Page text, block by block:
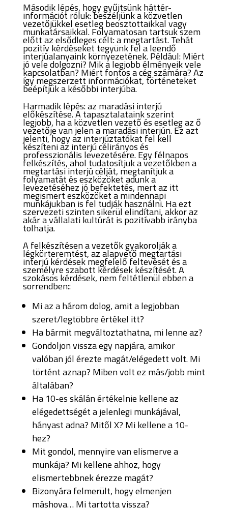
Második lépés, hogy gyűjtsünk háttér-
információt róluk: beszéljünk a közvetlen
vezetőjükkel esetleg beosztottaikkal vagy
munkatársaikkal.Folyamatosan tartsuk szem
előtt az elsődleges célt: a megtartást. Tehát
pozitív kérdéseket tegyünk fel a leendő
interjúalanyaink környezetének. Például: Miért
jó vele dolgozni? Mik a legjobb élményeik vele
kapcsolatban? Miért fontos a cég számára? Az
így megszerzett információkat, történeteket
beépítjük a későbbi interjúba.
Harmadik lépés: az maradási interjú
előkészítése.A tapasztalataink szerint
legjobb, ha a közvetlen vezető és esetleg az ő
vezetője van jelen a maradási interjún. Ez azt
jelenti, hogy az interjúztatókat fel kell
készíteni az interjú célirányos és
professzionális levezetésére. Egy félnapos
felkészítés, ahol tudatosítjuk a vezetőkben a
megtartási interjú célját, megtanítjuk a
folyamatát és eszközöket adunk a
levezetéséhez jó befektetés, mert az itt
megismert eszközöket a mindennapi
munkájukban is fel tudják használni. Ha ezt
szervezeti szinten sikerül elindítani, akkor az
akár a vállalati kultúrát is pozitívabb irányba
tolhatja.
A felkészítésen a vezetők gyakorolják a
légkörteremtést, az alapvető megtartási
interjú kérdések megfelelő feltevését és a
személyre szabott kérdések készítését. A
szokásos kérdések, nem feltétlenül ebben a
sorrendben::
Mi az a három dolog, amit a legjobban
szeret/legtöbbre értékel itt?
Ha bármit megváltoztathatna, mi lenne az?
Gondoljon vissza egy napjára, amikor
valóban jól érezte magát/elégedett volt. Mi
történt aznap? Miben volt ez más/jobb mint
általában?
Ha 10-es skálán értékelnie kellene az
elégedettségét a jelenlegi munkájával,
hányast adna? Mitől X? Mi kellene a 10-
hez?
Mit gondol, mennyire van elismerve a
munkája? Mi kellene ahhoz, hogy
elismertebbnek érezze magát?
Bizonyára felmerült, hogy elmenjen
máshova… Mi tartotta vissza?